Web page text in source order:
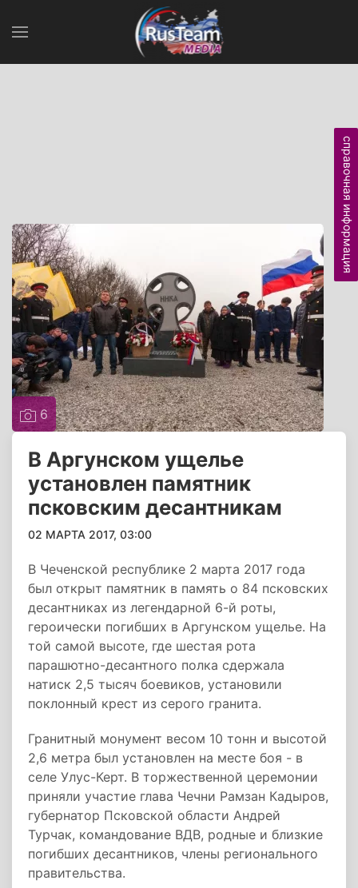
6
В Аргунском ущелье
установлен памятник
псковским десантникам
02 МАРТА 2017, 03:00
В Чеченской республике 2 марта 2017 года
был открыт памятник в память о 84 псковских
десантниках из легендарной 6-й роты,
героически погибших в Аргунском ущелье. На
той самой высоте, где шестая рота
парашютно-десантного полка сдержала
натиск 2,5 тысяч боевиков, установили
поклонный крест из серого гранита.
Гранитный монумент весом 10 тонн и высотой
2,6 метра был установлен на месте боя - в
селе Улус-Керт. В торжественной церемонии
приняли участие глава Чечни Рамзан Кадыров,
губернатор Псковской области Андрей
Турчак, командование ВДВ, родные и близкие
погибших десантников, члены регионального
правительства.
справочная информация